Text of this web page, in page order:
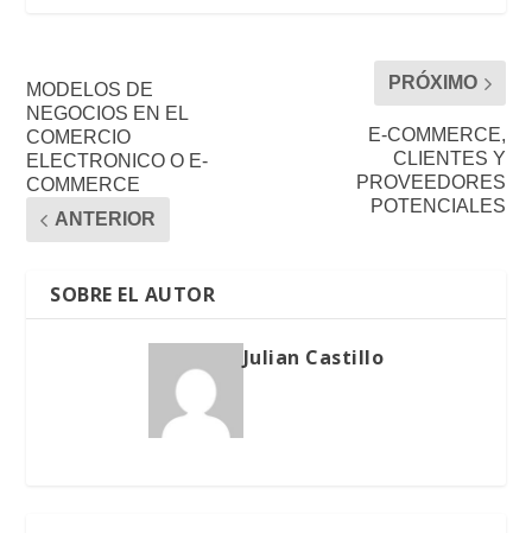
MODELOS DE
NEGOCIOS EN EL
COMERCIO
ELECTRONICO O E-
COMMERCE
ANTERIOR
PRÓXIMO
E-COMMERCE,
CLIENTES Y
PROVEEDORES
POTENCIALES
SOBRE EL AUTOR
Julian Castillo